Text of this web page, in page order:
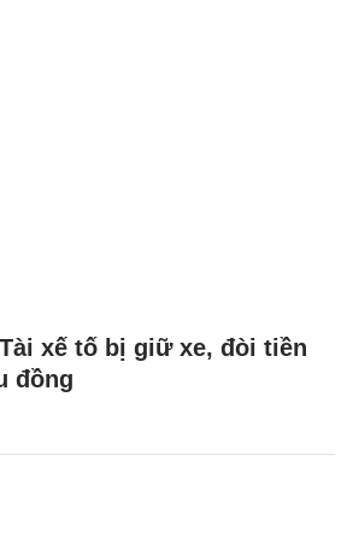
xế tố bị giữ xe, đòi tiền
đồng